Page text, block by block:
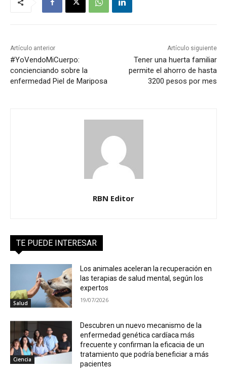
Artículo anterior
#YoVendoMiCuerpo:
concienciando sobre la
enfermedad Piel de Mariposa
Artículo siguiente
Tener una huerta familiar
permite el ahorro de hasta
3200 pesos por mes
RBN Editor
TE PUEDE INTERESAR
Salud
Los animales aceleran la recuperación en
las terapias de salud mental, según los
expertos
19/07/2026
Ciencia
Descubren un nuevo mecanismo de la
enfermedad genética cardíaca más
frecuente y confirman la eficacia de un
tratamiento que podría beneficiar a más
pacientes